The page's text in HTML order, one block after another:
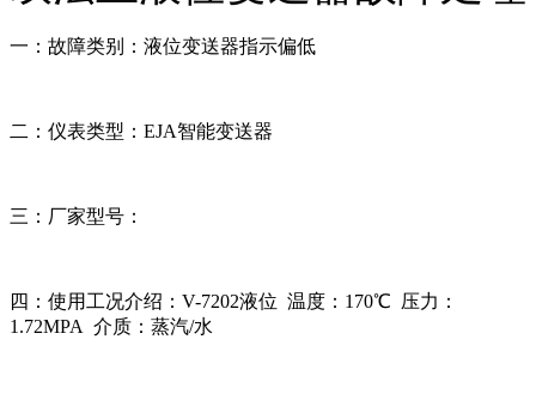
一：故障类别：液位变送器指示偏低
二：仪表类型：EJA智能变送器
三：厂家型号：
四：使用工况介绍：V-7202液位 温度：170℃ 压力：
1.72MPA 介质：蒸汽/水